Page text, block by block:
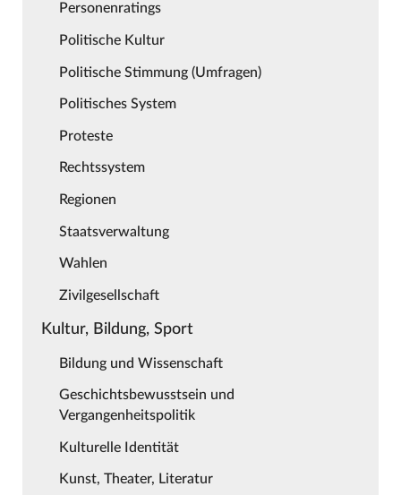
Personenratings
Politische Kultur
Politische Stimmung (Umfragen)
Politisches System
Proteste
Rechtssystem
Regionen
Staatsverwaltung
Wahlen
Zivilgesellschaft
Kultur, Bildung, Sport
Bildung und Wissenschaft
Geschichtsbewusstsein und
Vergangenheitspolitik
Kulturelle Identität
Kunst, Theater, Literatur